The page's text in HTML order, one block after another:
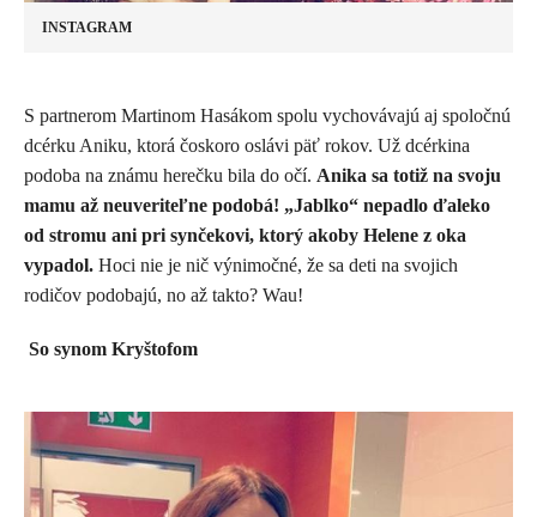
INSTAGRAM
​S partnerom Martinom Hasákom spolu vychovávajú aj spoločnú
dcérku Aniku, ktorá čoskoro oslávi päť rokov. Už dcérkina
podoba na známu herečku bila do očí. Anika sa totiž na svoju
mamu až neuveriteľne podobá! „Jablko“ nepadlo ďaleko
od stromu ani pri synčekovi, ktorý akoby Helene z oka
vypadol. Hoci nie je nič výnimočné, že sa deti na svojich
rodičov podobajú, no až takto? Wau!
So synom Kryštofom